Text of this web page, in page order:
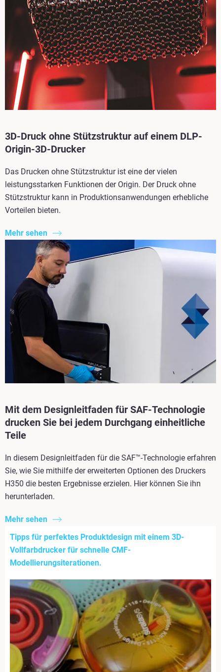
3D-Druck ohne Stützstruktur auf einem DLP-
Origin-3D-Drucker
Das Drucken ohne Stützstruktur ist eine der vielen
leistungsstarken Funktionen der Origin. Der Druck ohne
Stützstruktur kann in Produktionsanwendungen erhebliche
Vorteilen bieten.
Mehr sehen
Mit dem Designleitfaden für SAF-Technologie
drucken Sie bei jedem Durchgang einheitliche
Teile
In diesem Designleitfaden für die SAF™-Technologie erfahren
Sie, wie Sie mithilfe der erweiterten Optionen des Druckers
H350 die besten Ergebnisse erzielen. Hier können Sie ihn
herunterladen.
Mehr sehen
Tipps für perfektes Produktdesign mit einem 3D-
Vollfarbdrucker für schnelle CMF-
Modellierungsiterationen.